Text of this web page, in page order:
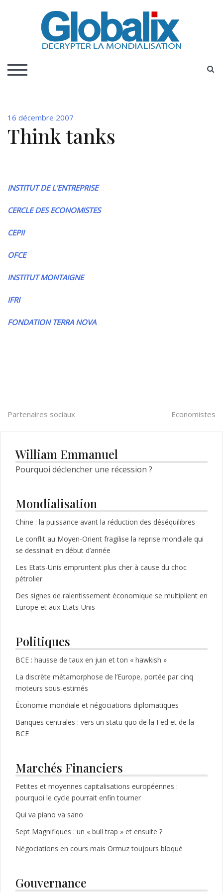
Globalix
TOGGLE MOBILE MENU
16 décembre 2007
Think tanks
INSTITUT DE L'ENTREPRISE
CERCLE DES ECONOMISTES
CEPII
OFCE
INSTITUT MONTAIGNE
IFRI
FONDATION TERRA NOVA
Navigation
de
l’article
Partenaires sociaux Economistes
William Emmanuel
Pourquoi déclencher une récession ?
Mondialisation
Chine : la puissance avant la réduction des déséquilibres
Le conflit au Moyen-Orient fragilise la reprise mondiale qui
se dessinait en début d’année
Les Etats-Unis empruntent plus cher à cause du choc
pétrolier
Des signes de ralentissement économique se multiplient en
Europe et aux Etats-Unis
Politiques
BCE : hausse de taux en juin et ton « hawkish »
La discrète métamorphose de l’Europe, portée par cinq
moteurs sous-estimés
Économie mondiale et négociations diplomatiques
Banques centrales : vers un statu quo de la Fed et de la
BCE
Marchés Financiers
Petites et moyennes capitalisations européennes :
pourquoi le cycle pourrait enfin tourner
Qui va piano va sano
Sept Magnifiques : un « bull trap » et ensuite ?
Négociations en cours mais Ormuz toujours bloqué
Gouvernance